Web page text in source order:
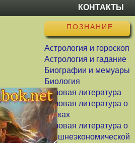
КОНТАКТЫ
ПОЗНАНИЕ
Астрология и гороскоп
Астрология и гадание
Биографии и мемуары
Биология
Деловая литература
Деловая литература о
банках
Деловая литература о
внешнеэкономической